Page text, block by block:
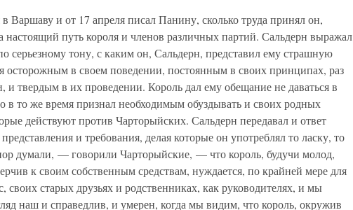
Варшаву и от 17 апреля писал Панину, сколько труда принял он,
настоящий путь короля и членов различных партий. Сальдерн выражал
серьезному тону, с каким он, Сальдерн, представил ему страшную
осторожным в своем поведении, постоянным в своих принципах, раз
твердым в их проведении. Король дал ему обещание не даваться в
в то же время признал необходимым обуздывать и своих родных
действуют против Чарторыйских. Сальдерн передавал и ответ
и требования, делая которые он употреблял то ласку, то
думали, — говорили Чарторыйские, — что король, будучи молод,
к своим собственным средствам, нуждается, по крайней мере для
своих старых друзьях и родственниках, как руководителях, и мы
наш и справедлив, и умерен, когда мы видим, что король, окружив